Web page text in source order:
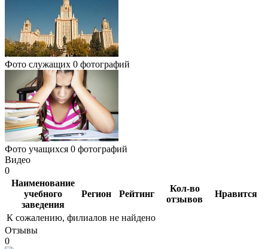
Фото служащих 0 фотографий
Фото учащихся 0 фотографий
Видео
0
Наименование
учебного
заведения
Регион Рейтинг
Кол-во
отзывов
Нравится
К сожалению, филиалов не найдено
Отзывы
0